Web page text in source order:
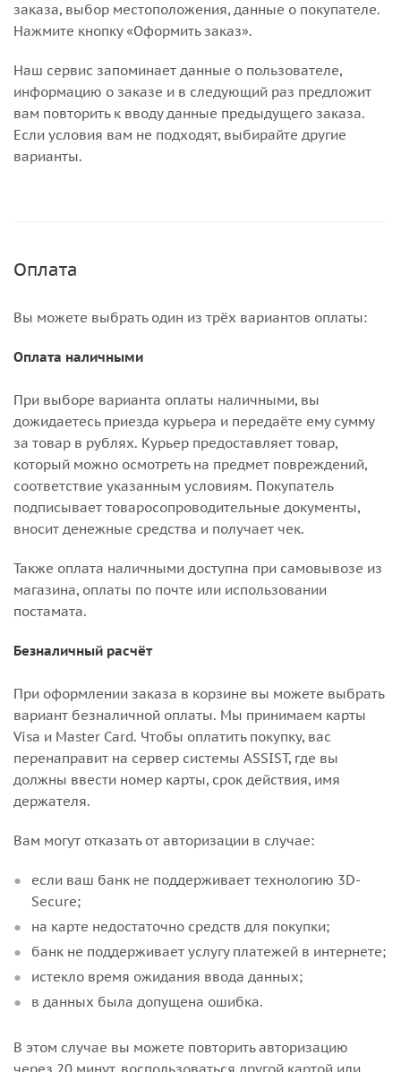
заказа, выбор местоположения, данные о покупателе.
Нажмите кнопку «Оформить заказ».
Наш сервис запоминает данные о пользователе,
информацию о заказе и в следующий раз предложит
вам повторить к вводу данные предыдущего заказа.
Если условия вам не подходят, выбирайте другие
варианты.
Оплата
Вы можете выбрать один из трёх вариантов оплаты:
Оплата наличными
При выборе варианта оплаты наличными, вы
дожидаетесь приезда курьера и передаёте ему сумму
за товар в рублях. Курьер предоставляет товар,
который можно осмотреть на предмет повреждений,
соответствие указанным условиям. Покупатель
подписывает товаросопроводительные документы,
вносит денежные средства и получает чек.
Также оплата наличными доступна при самовывозе из
магазина, оплаты по почте или использовании
постамата.
Безналичный расчёт
При оформлении заказа в корзине вы можете выбрать
вариант безналичной оплаты. Мы принимаем карты
Visa и Master Card. Чтобы оплатить покупку, вас
перенаправит на сервер системы ASSIST, где вы
должны ввести номер карты, срок действия, имя
держателя.
Вам могут отказать от авторизации в случае:
если ваш банк не поддерживает технологию 3D-
Secure;
на карте недостаточно средств для покупки;
банк не поддерживает услугу платежей в интернете;
истекло время ожидания ввода данных;
в данных была допущена ошибка.
В этом случае вы можете повторить авторизацию